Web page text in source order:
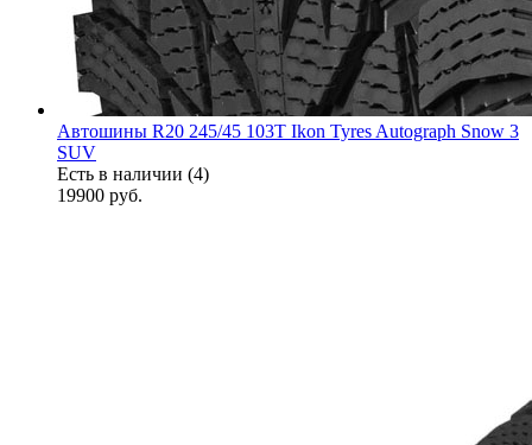
Автошины R20 245/45 103T Ikon Tyres Autograph Snow 3
SUV
Есть в наличии (4)
19900 руб.